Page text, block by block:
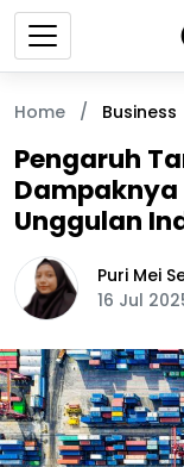
Home / Business
Pengaruh
Unggulan
Puri Mei
16 Jul